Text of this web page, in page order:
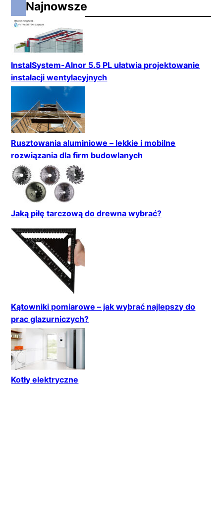
Najnowsze
InstalSystem-Alnor 5.5 PL ułatwia projektowanie
instalacji wentylacyjnych
Rusztowania aluminiowe – lekkie i mobilne
rozwiązania dla firm budowlanych
Jaką piłę tarczową do drewna wybrać?
Kątowniki pomiarowe – jak wybrać najlepszy do
prac glazurniczych?
Kotły elektryczne